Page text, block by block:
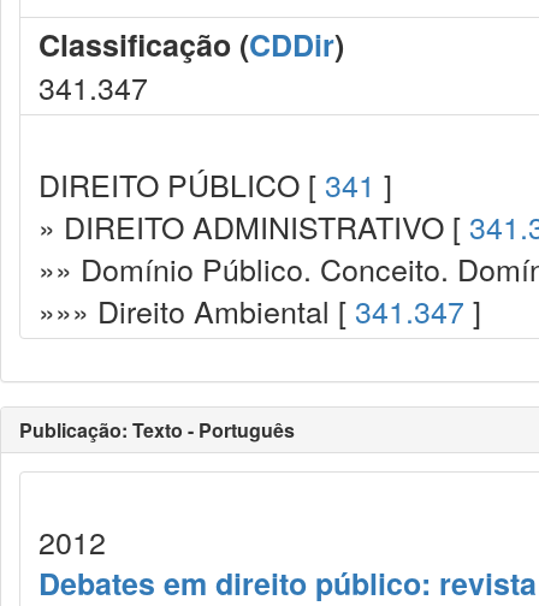
Classificação (CDDir)
341.347
DIREITO PÚBLICO [ 341 ]
» DIREITO ADMINISTRATIVO [
»» Domínio Público. Conceito.
»»» Direito Ambiental [ 341.347 ]
Publicação: Texto - Português
2012
Debates em direito público: